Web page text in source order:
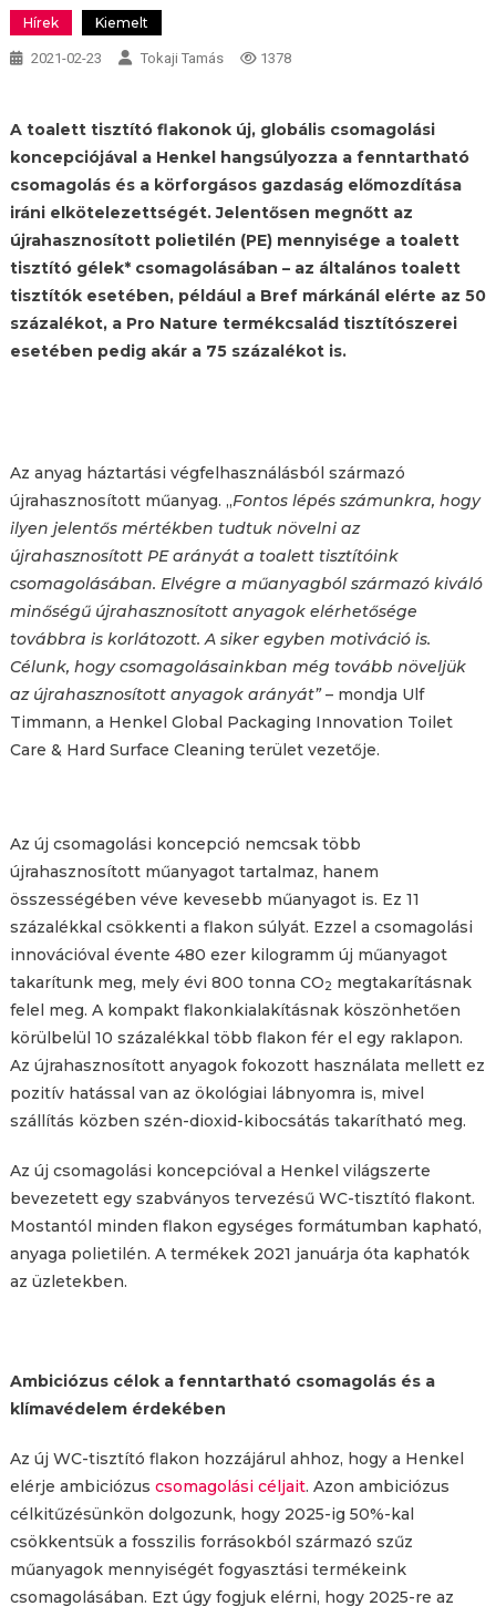
Hírek Kiemelt
2021-02-23 Tokaji Tamás 1378
A toalett tisztító flakonok új, globális csomagolási
koncepciójával a Henkel hangsúlyozza a fenntartható
csomagolás és a körforgásos gazdaság előmozdítása
iráni elkötelezettségét. Jelentősen megnőtt az
újrahasznosított polietilén (PE) mennyisége a toalett
tisztító gélek* csomagolásában – az általános toalett
tisztítók esetében, például a Bref márkánál elérte az 50
százalékot, a Pro Nature termékcsalád tisztítószerei
esetében pedig akár a 75 százalékot is.
Az anyag háztartási végfelhasználásból származó
újrahasznosított műanyag. „Fontos lépés számunkra, hogy
ilyen jelentős mértékben tudtuk növelni az
újrahasznosított PE arányát a toalett tisztítóink
csomagolásában. Elvégre a műanyagból származó kiváló
minőségű újrahasznosított anyagok elérhetősége
továbbra is korlátozott. A siker egyben motiváció is.
Célunk, hogy csomagolásainkban még tovább növeljük
az újrahasznosított anyagok arányát”– mondja Ulf
Timmann, a Henkel Global Packaging Innovation Toilet
Care & Hard Surface Cleaning terület vezetője.
Az új csomagolási koncepció nemcsak több
újrahasznosított műanyagot tartalmaz, hanem
összességében véve kevesebb műanyagot is. Ez 11
százalékkal csökkenti a flakon súlyát. Ezzel a csomagolási
innovációval évente 480 ezer kilogramm új műanyagot
takarítunk meg, mely évi 800 tonna CO2 megtakarításnak
felel meg. A kompakt flakonkialakításnak köszönhetően
körülbelül 10 százalékkal több flakon fér el egy raklapon.
Az újrahasznosított anyagok fokozott használata mellett ez
pozitív hatással van az ökológiai lábnyomra is, mivel
szállítás közben szén-dioxid-kibocsátás takarítható meg.
Az új csomagolási koncepcióval a Henkel világszerte
bevezetett egy szabványos tervezésű WC-tisztító flakont.
Mostantól minden flakon egységes formátumban kapható,
anyaga polietilén. A termékek 2021 januárja óta kaphatók
az üzletekben.
Ambiciózus célok a fenntartható csomagolás és a
klímavédelem érdekében
Az új WC-tisztító flakon hozzájárul ahhoz, hogy a Henkel
elérje ambiciózus csomagolási céljait. Azon ambiciózus
célkitűzésünkön dolgozunk, hogy 2025-ig 50%-kal
csökkentsük a fosszilis forrásokból származó szűz
műanyagok mennyiségét fogyasztási termékeink
csomagolásában. Ezt úgy fogjuk elérni, hogy 2025-re az